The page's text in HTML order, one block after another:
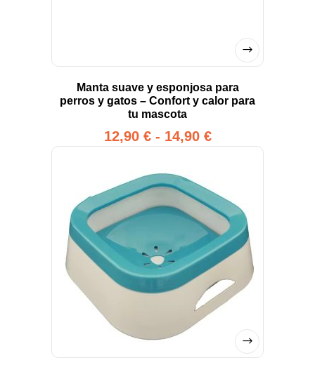
Manta suave y esponjosa para
perros y gatos – Confort y calor para
tu mascota
12,90 € - 14,90 €